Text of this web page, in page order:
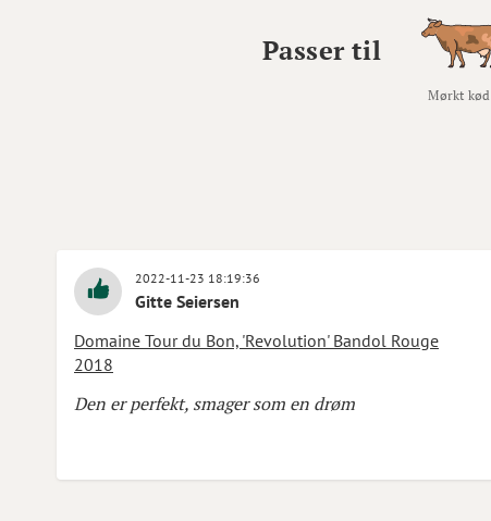
Passer til
Mørkt kød
2022-11-23 18:19:36
Gitte Seiersen
Domaine Tour du Bon, 'Revolution' Bandol Rouge
2018
Den er perfekt, smager som en drøm